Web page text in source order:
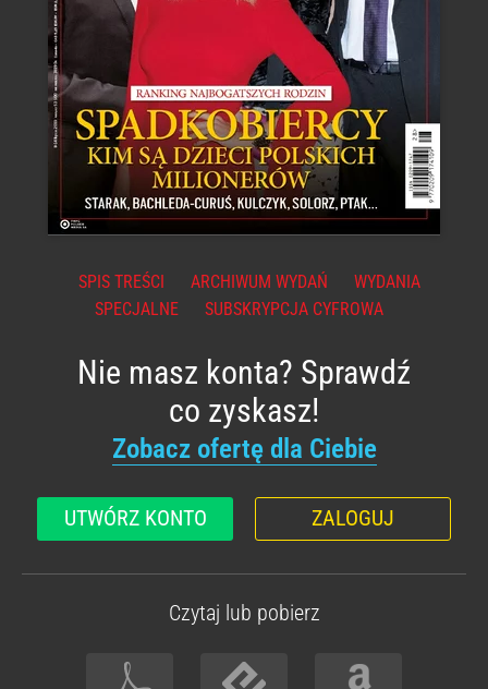
SPIS TREŚCI ARCHIWUM WYDAŃ
WYDANIA
SPECJALNE
SUBSKRYPCJA CYFROWA
Nie masz konta? Sprawdź
co zyskasz!
Zobacz ofertę dla Ciebie
UTWÓRZ KONTO ZALOGUJ
Czytaj lub pobierz